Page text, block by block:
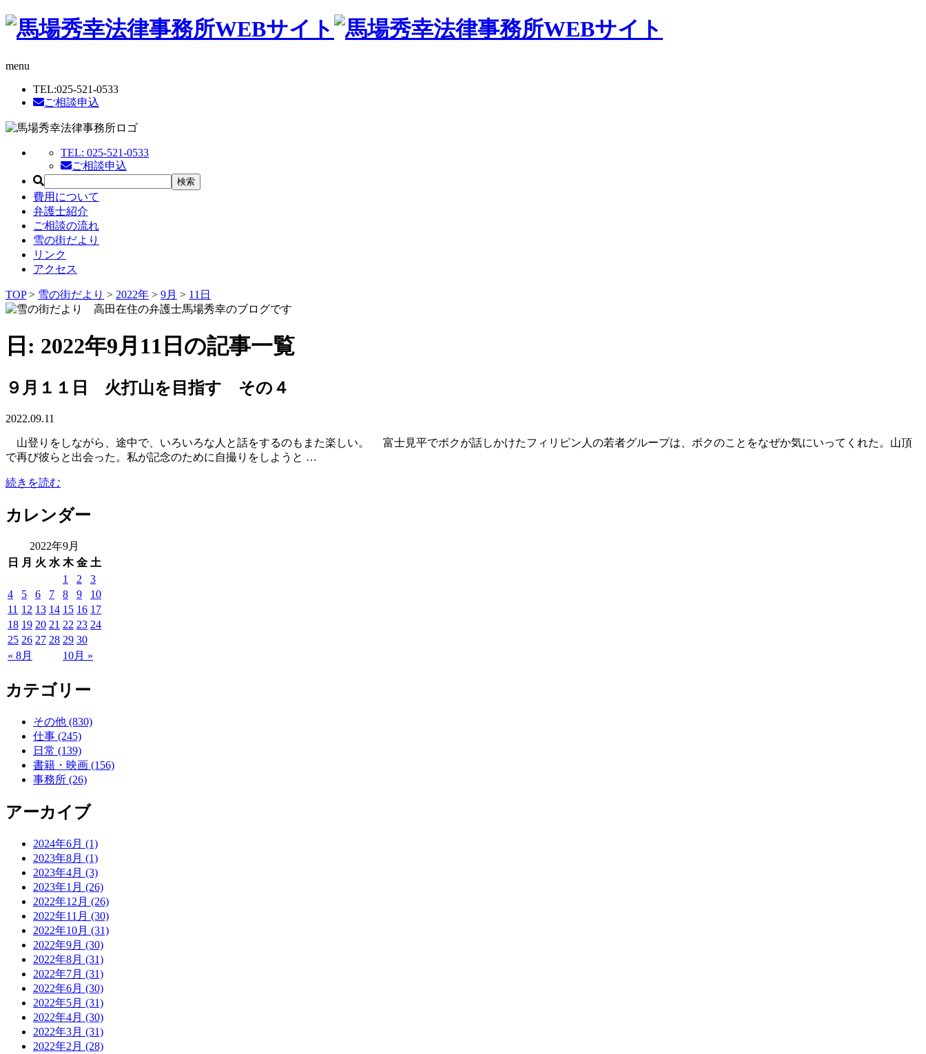
menu
TEL:025-521-0533
ご相談申込
TEL: 025-521-0533
ご相談申込
費用について
弁護士紹介
ご相談の流れ
雪の街だより
リンク
アクセス
TOP> 雪の街だより > 2022年 > 9月 > 11日
日: 2022年9月11日の記事一覧
９月１１日 火打山を目指す その４
2022.09.11
山登りをしながら、途中で、いろいろな人と話をするのもまた楽しい。 富士見平でボクが話しかけたフィリピン人の若者グループは、ボクのことをなぜか気にいってくれた。山頂
で再び彼らと出会った。私が記念のために自撮りをしようと …
続きを読む
カレンダー
2022年9月
日 月 火 水 木 金 土
« 8月 10月 »
1 2
3
4
5 6 7 8 9
10
11 12 13 14 15 16 17
18 19 20 21 22 23 24
25 26 27 28 29 30
カテゴリー
その他 (830)
仕事 (245)
日常 (139)
書籍・映画 (156)
事務所 (26)
アーカイブ
2024年6月 (1)
2023年8月 (1)
2023年4月 (3)
2023年1月 (26)
2022年12月 (26)
2022年11月 (30)
2022年10月 (31)
2022年9月 (30)
2022年8月 (31)
2022年7月 (31)
2022年6月 (30)
2022年5月 (31)
2022年4月 (30)
2022年3月 (31)
2022年2月 (28)